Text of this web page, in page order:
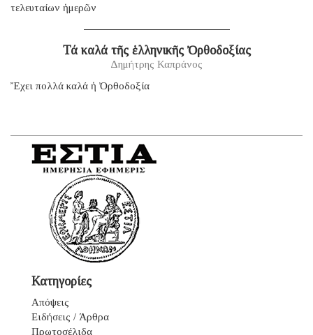
τελευταίων ἡμερῶν
Τά καλά τῆς ἑλληνικῆς Ὀρθοδοξίας
Δημήτρης Καπράνος
Ἔχει πολλά καλά ἡ Ὀρθοδοξία
Κατηγορίες
Απόψεις
Ειδήσεις / Άρθρα
Πρωτοσέλιδα